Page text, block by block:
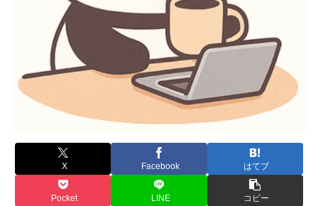
X Facebook はてブ
Pocket LINE コピー